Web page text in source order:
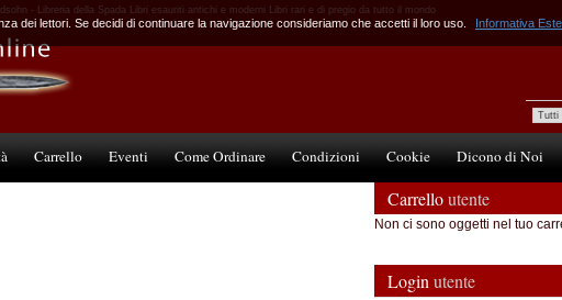
- Libreria della Spada Libri esauriti antichi e moderni Libri rari e di pregio da tutto il mondo
Carrello Eventi Come Ordinare Condizioni Cookie Dicono di Noi
Carrelloutente
Non ci sono oggetti nel tuo
Login utente
dei lettori. Se decidi di continuare la navigazione consideriamo che accetti il loro uso. Informativa